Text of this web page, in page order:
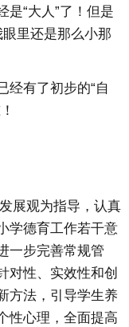
是“大人”了！但是
里还是那么小那
经有了初步的“自
展观为指导，认真
学德育工作若干意
一步完善常规管
对性、实效性和创
方法，引导学生养
性心理，全面提高